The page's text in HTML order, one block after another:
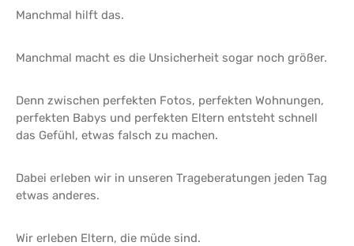
Manchmal hilft das.
Manchmal macht es die Unsicherheit sogar noch größer.
Denn zwischen perfekten Fotos, perfekten Wohnungen,
perfekten Babys und perfekten Eltern entsteht schnell
das Gefühl, etwas falsch zu machen.
Dabei erleben wir in unseren Trageberatungen jeden Tag
etwas anderes.
Wir erleben Eltern, die müde sind.